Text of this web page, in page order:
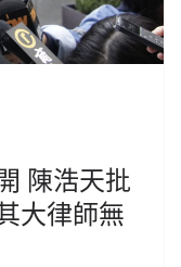
陳浩天批
大律師無